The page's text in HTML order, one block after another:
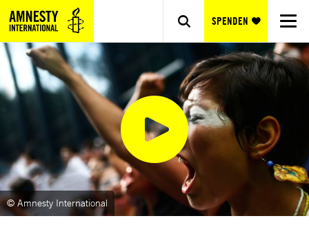
SPENDEN
© Amnesty International